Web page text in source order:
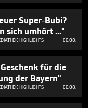
Super-Bubi?
sich umhört ..."
HIGHLIGHTS 06.08.
für die
der Bayern"
HIGHLIGHTS 06.08.